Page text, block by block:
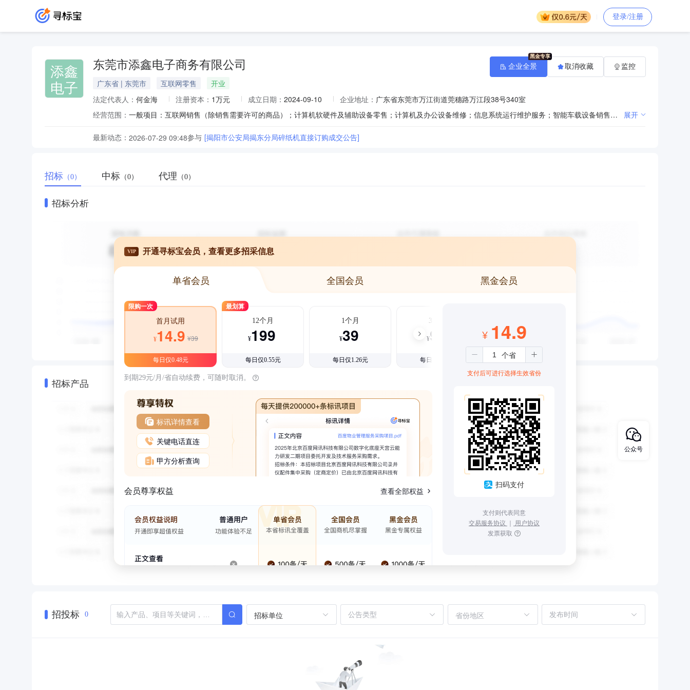
登录/注册
添鑫
电子
东莞市添鑫电子商务有限公司
广东省 | 东莞市 互联网零售
开业
法定代表人： 何金海 注册资本： 1万元 成立日期： 2024-09-10 企业地址： 广东省东莞市万江街道莞穗路万江段38号340室
经营范围：
一般项目：互联网销售（除销售需要许可的商品）；计算机软硬件及辅助设备零售；计算机及办公设备维修；信息系统运行维护服务；智能车载设备销售；办公设备销售；办公用品销售；特种劳动防护用品销售；体育用品及器材零售；文具用品零售；日用百货销售；个人卫生用品销售；机械设备销售；电子、机械设备维护（不含特种设备）；电力电子元器件销售；机械电气设备销售；光学仪器销售；实验分析仪器销售；电子产品销售。（除依法须经批准的项目外，凭营业执照依法自主开展经营活动） 展开
最新动态： 2026-07-29 09:48参与 [揭阳市公安局揭东分局碎纸机直接订购成交公告]
企业全景 取消收藏 监控
招标 （0） 中标 （0） 代理 （0）
招标分析
招标产品
VIP 开通寻标宝会员，查看更多招采信息
单省会员 全国会员 黑金会员
限购一次
首月试用
¥14.9 ¥39
每日仅0.48元
最划算
12个月
¥199
每日仅0.55元
1个月
¥39
每日仅1.26元
3个月
¥99
每日仅1.08元
到期29元/月/省自动续费，可随时取消。
标讯详情查看
关键电话直连
甲方分析查询
会员尊享权益 查看全部权益
¥ 14.9
支付后可进行选择生效省份
扫码支付
支付则代表同意
交易服务协议 ｜ 用户协议
发票获取
招投标 0 招标单位 省份地区
公众号